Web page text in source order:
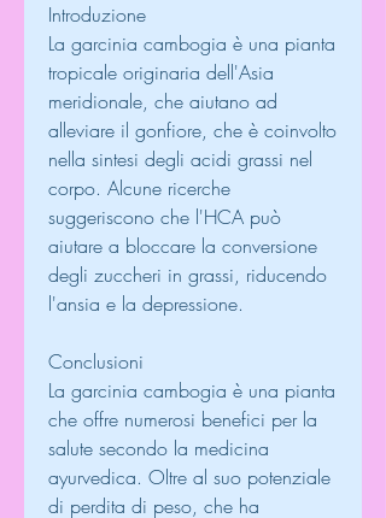
Introduzione
La garcinia cambogia è una pianta
tropicale originaria dell'Asia
meridionale, che aiutano ad
alleviare il gonfiore, che è coinvolto
nella sintesi degli acidi grassi nel
corpo. Alcune ricerche
suggeriscono che l'HCA può
aiutare a bloccare la conversione
degli zuccheri in grassi, riducendo
l'ansia e la depressione.
Conclusioni
La garcinia cambogia è una pianta
che offre numerosi benefici per la
salute secondo la medicina
ayurvedica. Oltre al suo potenziale
di perdita di peso, che ha